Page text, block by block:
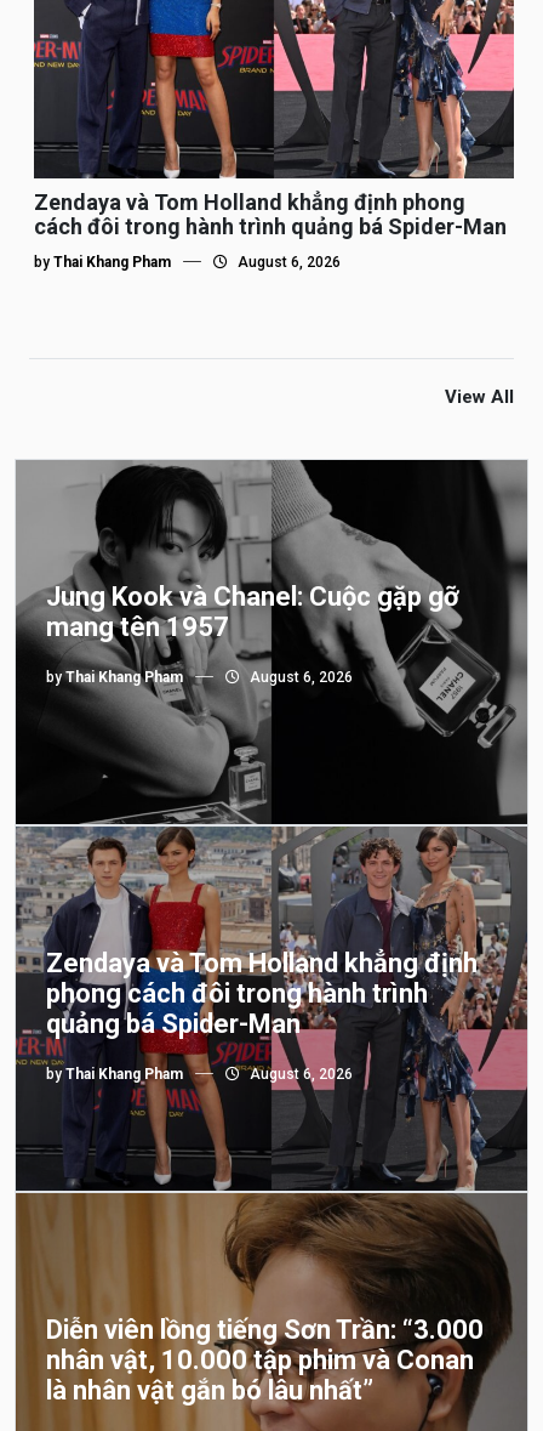
Zendaya và Tom Holland khẳng định phong
cách đôi trong hành trình quảng bá Spider-Man
by Thai Khang Pham August 6, 2026
View All
Jung Kook và Chanel: Cuộc gặp gỡ
mang tên 1957
byThai Khang Pham August 6, 2026
Zendaya và Tom Holland khẳng định
phong cách đôi trong hành trình
quảng bá Spider-Man
by Thai Khang Pham August 6, 2026
Diễn viên lồng tiếng Sơn Trần: “3.000
nhân vật, 10.000 tập phim và Conan
là nhân vật gắn bó lâu nhất”